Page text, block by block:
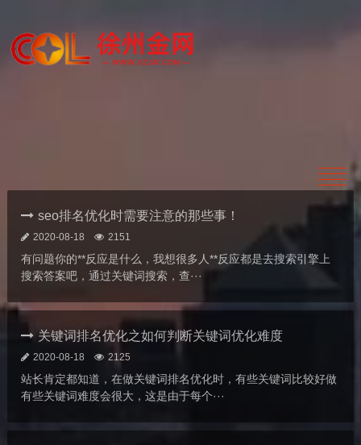
seo排名优化时需要注意的那些事！
2020-08-18 2151
有问题你的**反应是什么，我想很多人**反应都是去搜索引擎上
搜索答案吧，通过关键词搜索，查···
关键词排名优化之如何判断关键词优化难度
2020-08-18 2125
站长肯定都知道，在做关键词排名优化时，有些关键词比较好做
有些关键词难度会很大，这是由于每个···